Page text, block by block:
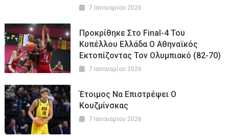
7 Ιανουαρίου 2026
Προκρίθηκε Στο Final-4 Του
Κυπέλλου Ελλάδα Ο Αθηναϊκός
Εκτοπίζοντας Τον Ολυμπιακό (82-70)
7 Ιανουαρίου 2026
Έτοιμος Να Επιστρέψει Ο
Κουζμίνσκας
7 Ιανουαρίου 2026